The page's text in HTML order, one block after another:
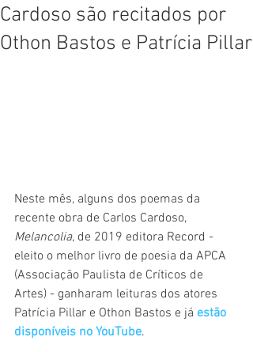
Cardoso são recitados por
Othon Bastos e Patrícia Pillar
Neste mês, alguns dos poemas da
recente obra de Carlos Cardoso,
Melancolia, de 2019 editora Record -
eleito o melhor livro de poesia da APCA
(Associação Paulista de Críticos de
Artes) - ganharam leituras dos atores
Patrícia Pillar e Othon Bastos e já estão
disponíveis no YouTube.